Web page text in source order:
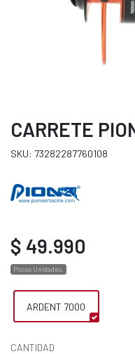
CARRETE
SKU: 73282287760108
$ 49.990
Pocas Unidades.
ARDENT 7000
CANTIDAD